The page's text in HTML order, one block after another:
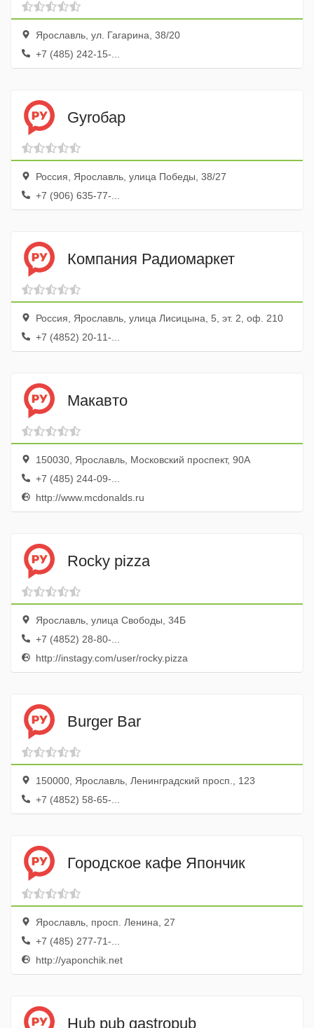
Ярославль, ул. Гагарина, 38/20
+7 (485) 242-15-...
Gyroбар
Россия, Ярославль, улица Победы, 38/27
+7 (906) 635-77-...
Компания Радиомаркет
Россия, Ярославль, улица Лисицына, 5, эт. 2, оф. 210
+7 (4852) 20-11-...
Макавто
150030, Ярославль, Московский проспект, 90А
+7 (485) 244-09-...
http://www.mcdonalds.ru
Rocky pizza
Ярославль, улица Свободы, 34Б
+7 (4852) 28-80-...
http://instagy.com/user/rocky.pizza
Burger Bar
150000, Ярославль, Ленинградский просп., 123
+7 (4852) 58-65-...
Городское кафе Япончик
Ярославль, просп. Ленина, 27
+7 (485) 277-71-...
http://yaponchik.net
Hub pub gastropub